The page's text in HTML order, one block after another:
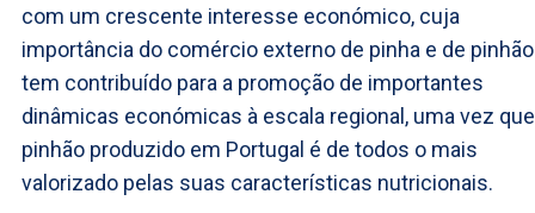
com um crescente interesse económico, cuja
importância do comércio externo de pinha e de pinhão
tem contribuído para a promoção de importantes
dinâmicas económicas à escala regional, uma vez
pinhão produzido em Portugal é de todos o mais
valorizado pelas suas características nutricionais.